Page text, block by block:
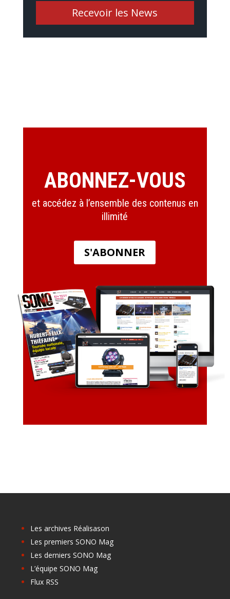
Recevoir les News
ABONNEZ-VOUS
et accédez à l’ensemble des contenus en
illimité
S'ABONNER
Les archives Réalisason
Les premiers SONO Mag
Les derniers SONO Mag
L’équipe SONO Mag
Flux RSS